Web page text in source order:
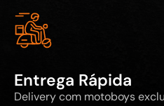
Entrega Rápida
Delivery com motoboys